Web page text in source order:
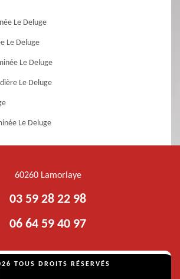
Le Deluge
Le Deluge
Le Deluge
Le Deluge
Le Deluge
60260 Lamorlaye
03 59 28 22 98
06 64 59 40 97
TOUS DROITS RÉSERVÉS